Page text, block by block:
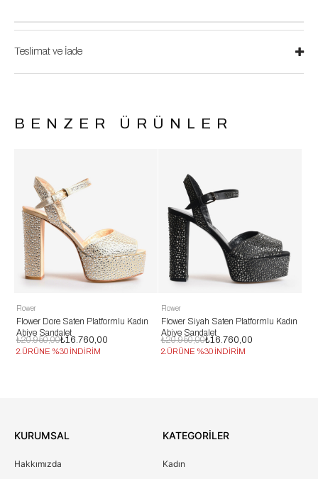
Teslimat ve İade
BENZER ÜRÜNLER
Dore Saten Platformlu Kadın
Sandalet
₺16.760,00
%30 İNDİRİM
Flower Siyah Saten Platformlu Kadın
Abiye Sandalet
₺16.760,00
₺20.950,00
2.ÜRÜNE %30 İNDİRİM
Flower
KURUMSAL
Hakkımızda
KATEGORİLER
Kadın